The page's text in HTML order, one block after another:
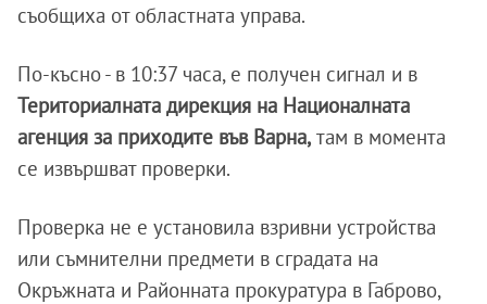
съобщиха от областната управа.
По-късно - в 10:37 часа, е получен сигнал и в
Териториалната дирекция на Националната
агенция за приходите във Варна, там в момента
се извършват проверки.
Проверка не е установила взривни устройства
или съмнителни предмети в сградата на
Окръжната и Районната прокуратура в Габрово,